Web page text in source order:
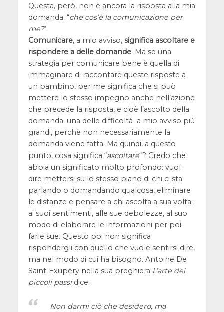
Questa, però, non è ancora la risposta alla mia
domanda: “che cos’è la comunicazione per
me?“.
Comunicare, a mio avviso, significa ascoltare e
rispondere a delle domande. Ma se una
strategia per comunicare bene è quella di
immaginare di raccontare queste risposte a
un bambino, per me significa che si può
mettere lo stesso impegno anche nell’azione
che precede la risposta, e cioè l’ascolto della
domanda: una delle difficoltà a mio avviso più
grandi, perchè non necessariamente la
domanda viene fatta. Ma quindi, a questo
punto, cosa significa “ascoltare“? Credo che
abbia un significato molto profondo: vuol
dire mettersi sullo stesso piano di chi ci sta
parlando o domandando qualcosa, eliminare
le distanze e pensare a chi ascolta a sua volta:
ai suoi sentimenti, alle sue debolezze, al suo
modo di elaborare le informazioni per poi
farle sue. Questo poi non significa
rispondergli con quello che vuole sentirsi dire,
ma nel modo di cui ha bisogno. Antoine De
Saint-Exupèry nella sua preghiera L’arte dei
piccoli passidice:
Non darmi ciò che desidero, ma